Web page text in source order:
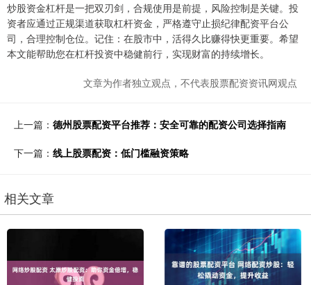
炒股资金杠杆是一把双刃剑，合规使用是前提，风险控制是关键。投
资者应通过正规渠道获取杠杆资金，严格遵守止损纪律配资平台公
司，合理控制仓位。记住：在股市中，活得久比赚得快更重要。希望
本文能帮助您在杠杆投资中稳健前行，实现财富的持续增长。
文章为作者独立观点，不代表股票配资资讯网观点
上一篇： 德州股票配资平台推荐：安全可靠的配资公司选择指南
下一篇： 线上股票配资：低门槛融资策略
相关文章